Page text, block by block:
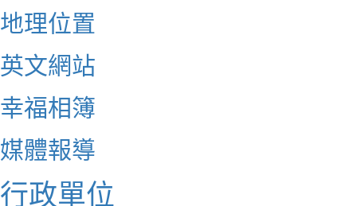
地理位置
英文網站
幸福相簿
媒體報導
行政單位